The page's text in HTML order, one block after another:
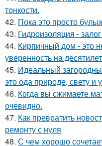
тонкости.
42. Пока это просто
43. Гидроизоляция -
44. Кирпичный дом - это
уверенность на
45. Идеальный
это ода природе, свету и
46. Когда вы сжимаете
очевидно.
47. Как превратить
ремонту с нуля
48. С чем хорошо